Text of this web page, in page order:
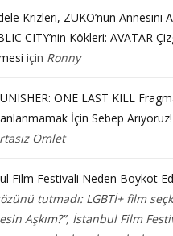
Krizleri, ZUKO’nun Annesini
CITY’nin Kökleri: AVATAR
için Ronny
ONE LAST KILL
İçin Sebep Arıyoruz!
Omlet
Film Festivali Neden Boykot
tutmadı: LGBTİ+ film
Aşkım?”, İstanbul Film